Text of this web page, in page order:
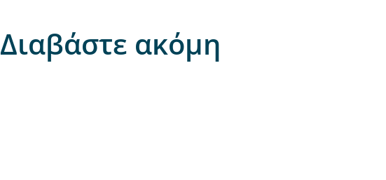
Διαβάστε ακόμη